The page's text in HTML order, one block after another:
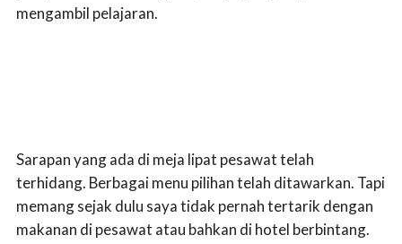
mengambil pelajaran.
Sarapan yang ada di meja lipat pesawat telah
terhidang. Berbagai menu pilihan telah ditawarkan. Tapi
memang sejak dulu saya tidak pernah tertarik dengan
makanan di pesawat atau bahkan di hotel berbintang.